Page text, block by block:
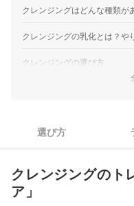
ー」は、黒炭（※1）
て溶かし出す設計。皮
良品計画｜無印良品｜
デリケートな肌でも
ングミルクです。ヒア
JPSLAB｜LAB｜Vクレ
クレンジングはどんな種類が
クレンジングの乳化とは？や
クレンジングの選び方
3
クレンジング全141商品おす
選び方
クレンジングのト
ア」